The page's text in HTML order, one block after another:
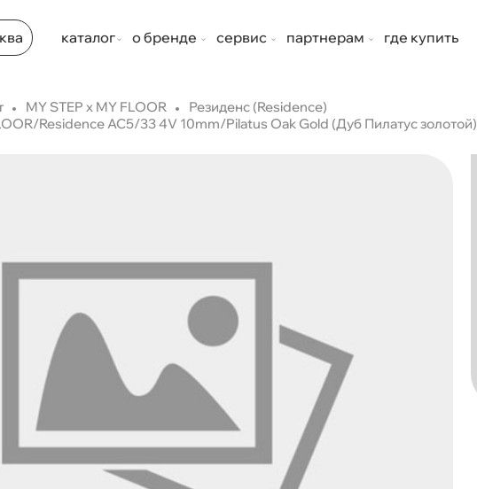
каталог о бренде сервис партнерам где купить
MY STEP х MY FLOOR
Резиденс (Residence)
Residence AC5/33 4V 10mm/Pilatus Oak Gold (Дуб Пилатус золотой)